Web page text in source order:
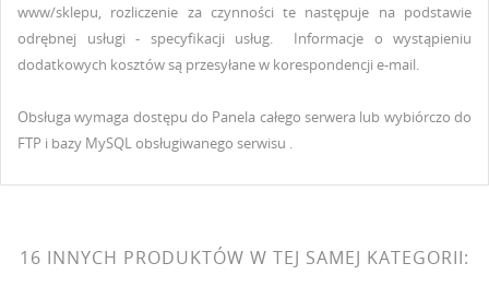
www/sklepu, rozliczenie za czynności te następuje na podstawie
odrębnej usługi - specyfikacji usług. Informacje o wystąpieniu
dodatkowych kosztów są przesyłane w korespondencji e-mail.
Obsługa wymaga dostępu do Panela całego serwera lub wybiórczo do
FTP i bazy MySQL obsługiwanego serwisu .
16 INNYCH PRODUKTÓW W TEJ SAMEJ KATEGORII: